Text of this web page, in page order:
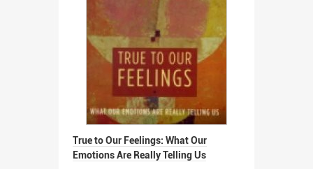
True to Our Feelings: What Our
Emotions Are Really Telling Us